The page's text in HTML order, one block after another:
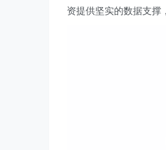
资提供坚实的数据支撑